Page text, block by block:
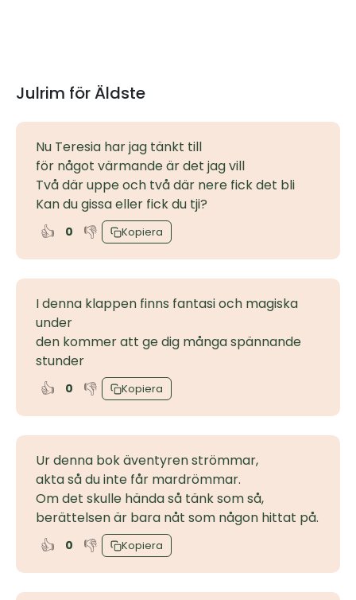
Julrim för Äldste
Nu Teresia har jag tänkt till
för något värmande är det jag vill
Två där uppe och två där nere fick det bli
Kan du gissa eller fick du tji?
👍 0 👎 Kopiera
I denna klappen finns fantasi och magiska
under
den kommer att ge dig många spännande
stunder
👍 0 👎 Kopiera
Ur denna bok äventyren strömmar,
akta så du inte får mardrömmar.
Om det skulle hända så tänk som så,
berättelsen är bara nåt som någon hittat på.
👍 0 👎 Kopiera